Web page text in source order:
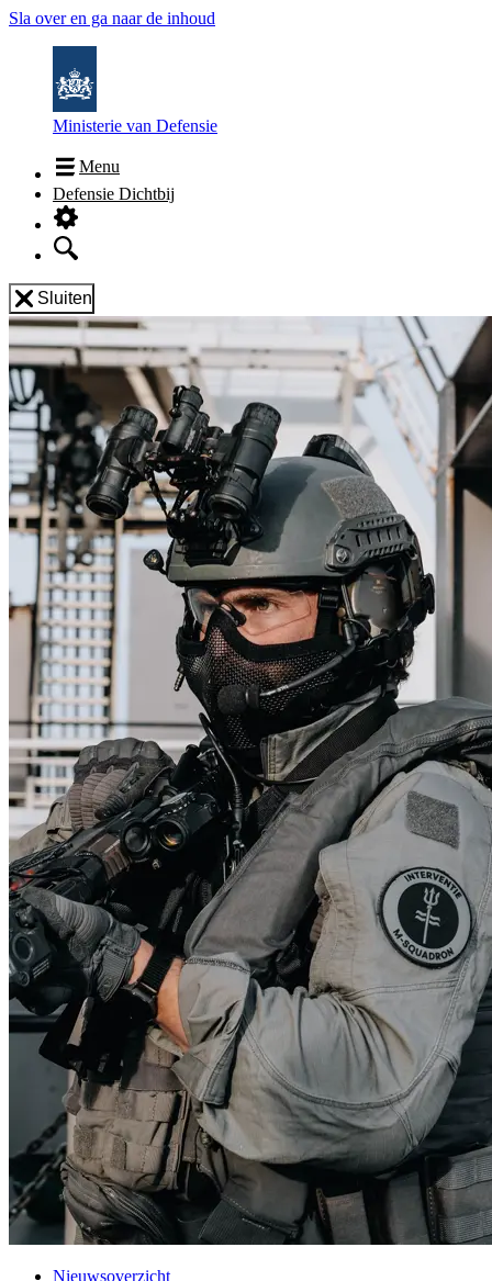
Sla over en ga naar de inhoud
Ministerie van Defensie
Menu
Defensie Dichtbij
Sluiten
Nieuwsoverzicht